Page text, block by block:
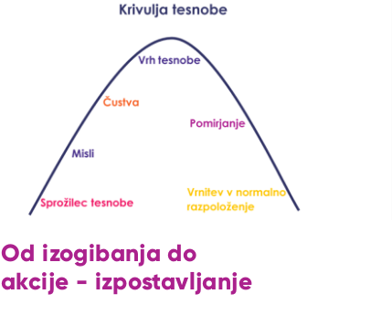
Od izogibanja do
akcije - izpostavljanje